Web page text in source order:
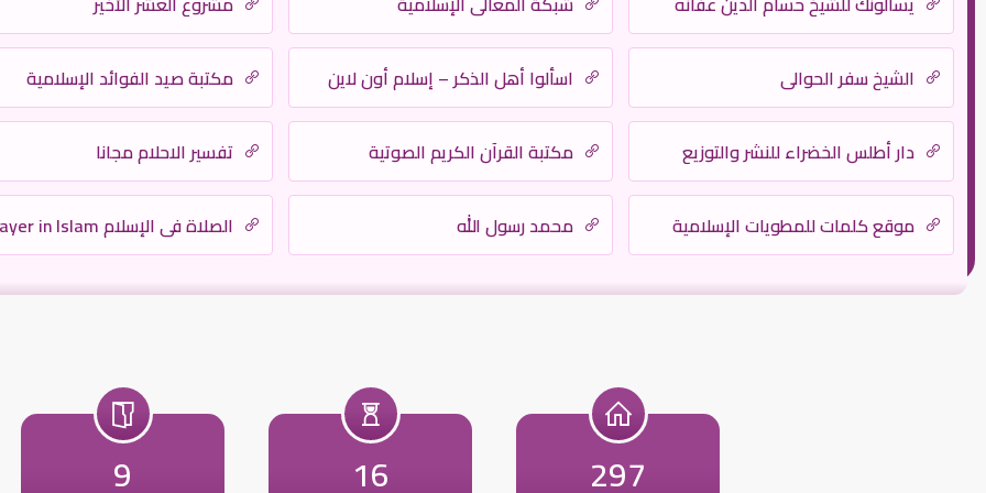
الشيخ سفر الحوالي اسألوا أهل الذكر – إسلام أون لاين مكتبة صيد الفوائد الإسلامية
دار أطلس الخضراء للنشر والتوزيع مكتبة القرآن الكريم الصوتية تفسير الاحلام مجانا
موقع كلمات للمطويات الإسلامية محمد رسول الله الصلاة في الإسلام Prayer in Islam
297
16
9